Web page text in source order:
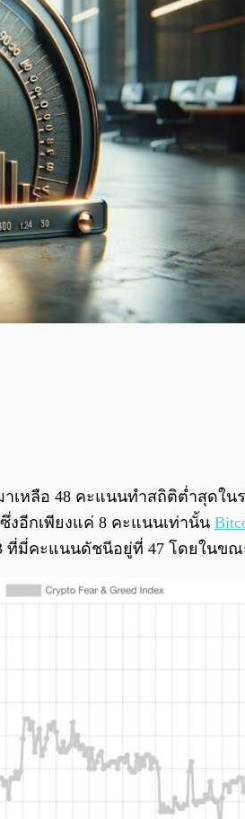
ลือ 48 คะแนนทำสถิติต่ำสุดใน
งอีกเพียงแค่ 8 คะแนนเท่านั้น
มี่คะแนนดัชนีอยู่ที่ 47 โดยในขณ